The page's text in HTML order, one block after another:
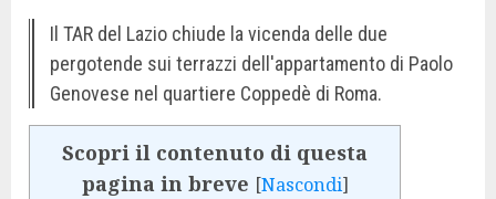
Il TAR del Lazio chiude la vicenda delle due
pergotende sui terrazzi dell'appartamento di Paolo
Genovese nel quartiere Coppedè di Roma.
Scopri il contenuto di questa
pagina in breve [Nascondi]